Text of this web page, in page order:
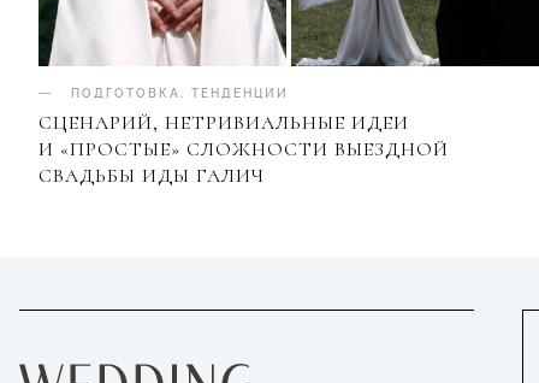
ПОДГОТОВКА ТЕНДЕНЦИИ
СЦЕНАРИЙ, НЕТРИВИАЛЬНЫЕ ИДЕИ
И «ПРОСТЫЕ» СЛОЖНОСТИ ВЫЕЗДНОЙ
СВАДЬБЫ ИДЫ ГАЛИЧ